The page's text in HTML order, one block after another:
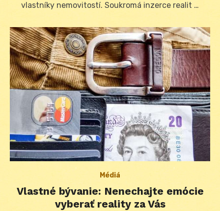
vlastníky nemovitostí. Soukromá inzerce realit …
Médiá
Vlastné bývanie: Nenechajte emócie
vyberať reality za Vás